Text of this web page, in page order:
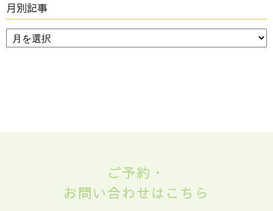
月別記事
ご予約・
お問い合わせはこちら